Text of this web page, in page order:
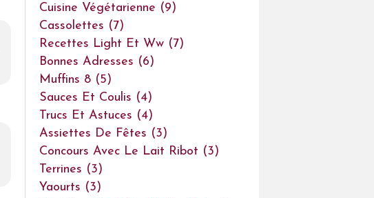
Cuisine Végétarienne (9)
Cassolettes (7)
Recettes Light Et Ww (7)
Bonnes Adresses (6)
Muffins 8 (5)
Sauces Et Coulis (4)
Trucs Et Astuces (4)
Assiettes De Fêtes (3)
Concours Avec Le Lait Ribot (3)
Terrines (3)
Yaourts (3)